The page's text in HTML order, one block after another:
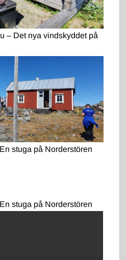
– Det nya vindskyddet på
stuga på Norderstören
stuga på Norderstören